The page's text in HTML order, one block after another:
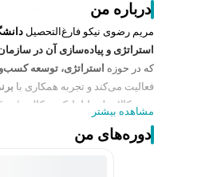
درباره من
مریم رضوی نیکو فارغ‌التحصیل
استراتژی و پیاده‌سازی آن در
که در حوزه استراتژی، توسعه
فعالیت می‌کند و تجربه همکاری با
دیجی‌کالا، علی‌بابا، ازکی و کاله
را در
در مسیر حرفه‌ای خود، مسئولیت‌های
عهده داشته است، از جمله مدیریت
مشاهده بیشتر
دوره‌های من